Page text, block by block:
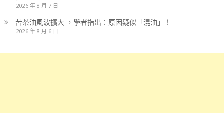
2026 年 8 月 7 日
苦茶油風波擴大 ，學者指出：原因疑似「混油」！
2026 年 8 月 6 日